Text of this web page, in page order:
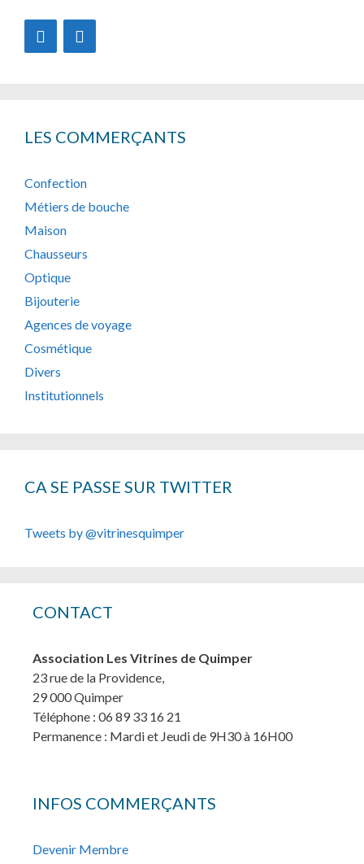
LES COMMERÇANTS
Confection
Métiers de bouche
Maison
Chausseurs
Optique
Bijouterie
Agences de voyage
Cosmétique
Divers
Institutionnels
CA SE PASSE SUR TWITTER
Tweets by @vitrinesquimper
CONTACT
Association Les Vitrines de Quimper
23 rue de la Providence,
29 000 Quimper
Téléphone : 06 89 33 16 21
Permanence : Mardi et Jeudi de 9H30 à 16H00
INFOS COMMERÇANTS
Devenir Membre